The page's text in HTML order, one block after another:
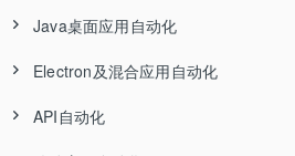
演练：创建Qt自动化测试项目
基本类型对象
列表类型对象
表格类型对象
Text识别技术
绝对坐标和相对坐标
Windows的远程自动化
Qt自动化模块介绍
Qt对象操作API
基本类型对象
Qt自动化混合其它自动化
Web自动化API
元素选择器
HOWTO: Chrome带配置项启动
鼠标自动化 (Mouse)
键盘自动化 (Keyboard)
屏幕自动化 (Screen)
图像自动化
图像自动化基础
图案对象的创建与编辑
虚拟控件
创建虚拟控件
图像字符识别(OCR)
ATK自动化
ATK的识别属性
ATK自动化机制
Java桌面应用自动化
Java的识别属性
Java自动化机制
Electron及混合应用自动化
Electron录制基础
API自动化